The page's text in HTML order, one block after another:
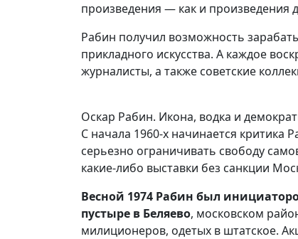
произведения — как и произведения
Рабин получил возможность
прикладного искусства. А каждое
журналисты, а также советские
Оскар Рабин. Икона, водка и
С начала 1960-х начинается критика
серьезно ограничивать свободу
какие-либо выставки без санкции
Весной 1974 Рабин был
пустыре в Беляево, московском
милиционеров, одетых в штатское.